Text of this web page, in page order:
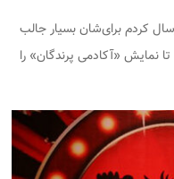
کردم برای‌شان بسیار جالب
نمایش «آکادمی پرندگان» را